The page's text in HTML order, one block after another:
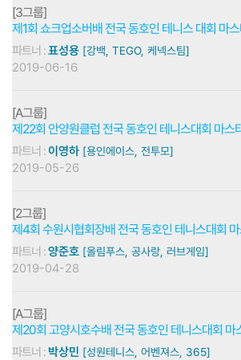
[3그룹]
제1회 쇼크업소버배 전국 동호인 테니스 대회 마
파트너 :표성용 [강백, TEGO, 케넥스팀]
2019-06-16
[A그룹]
제22회 안양원클럽 전국 동호인 테니스대회 마스
파트너 :이영하 [용인에이스, 전투모]
2019-05-26
[2그룹]
제4회 수원시협회장배 전국 동호인 테니스대회
파트너 :양준호 [올림푸스, 공사랑, 러브게임]
2019-04-28
[A그룹]
제20회 고양시호수배 전국 동호인 테니스대회 마
파트너 :박상민 [성원테니스, 어벤져스, 365]